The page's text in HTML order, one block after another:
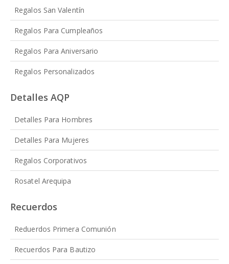
Regalos San Valentín
Regalos Para Cumpleaños
Regalos Para Aniversario
Regalos Personalizados
Detalles AQP
Detalles Para Hombres
Detalles Para Mujeres
Regalos Corporativos
Rosatel Arequipa
Recuerdos
Reduerdos Primera Comunión
Recuerdos Para Bautizo